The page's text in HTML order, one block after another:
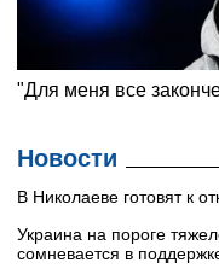
Новости
В Николаеве готовят к
Украина на пороге
сомневается в